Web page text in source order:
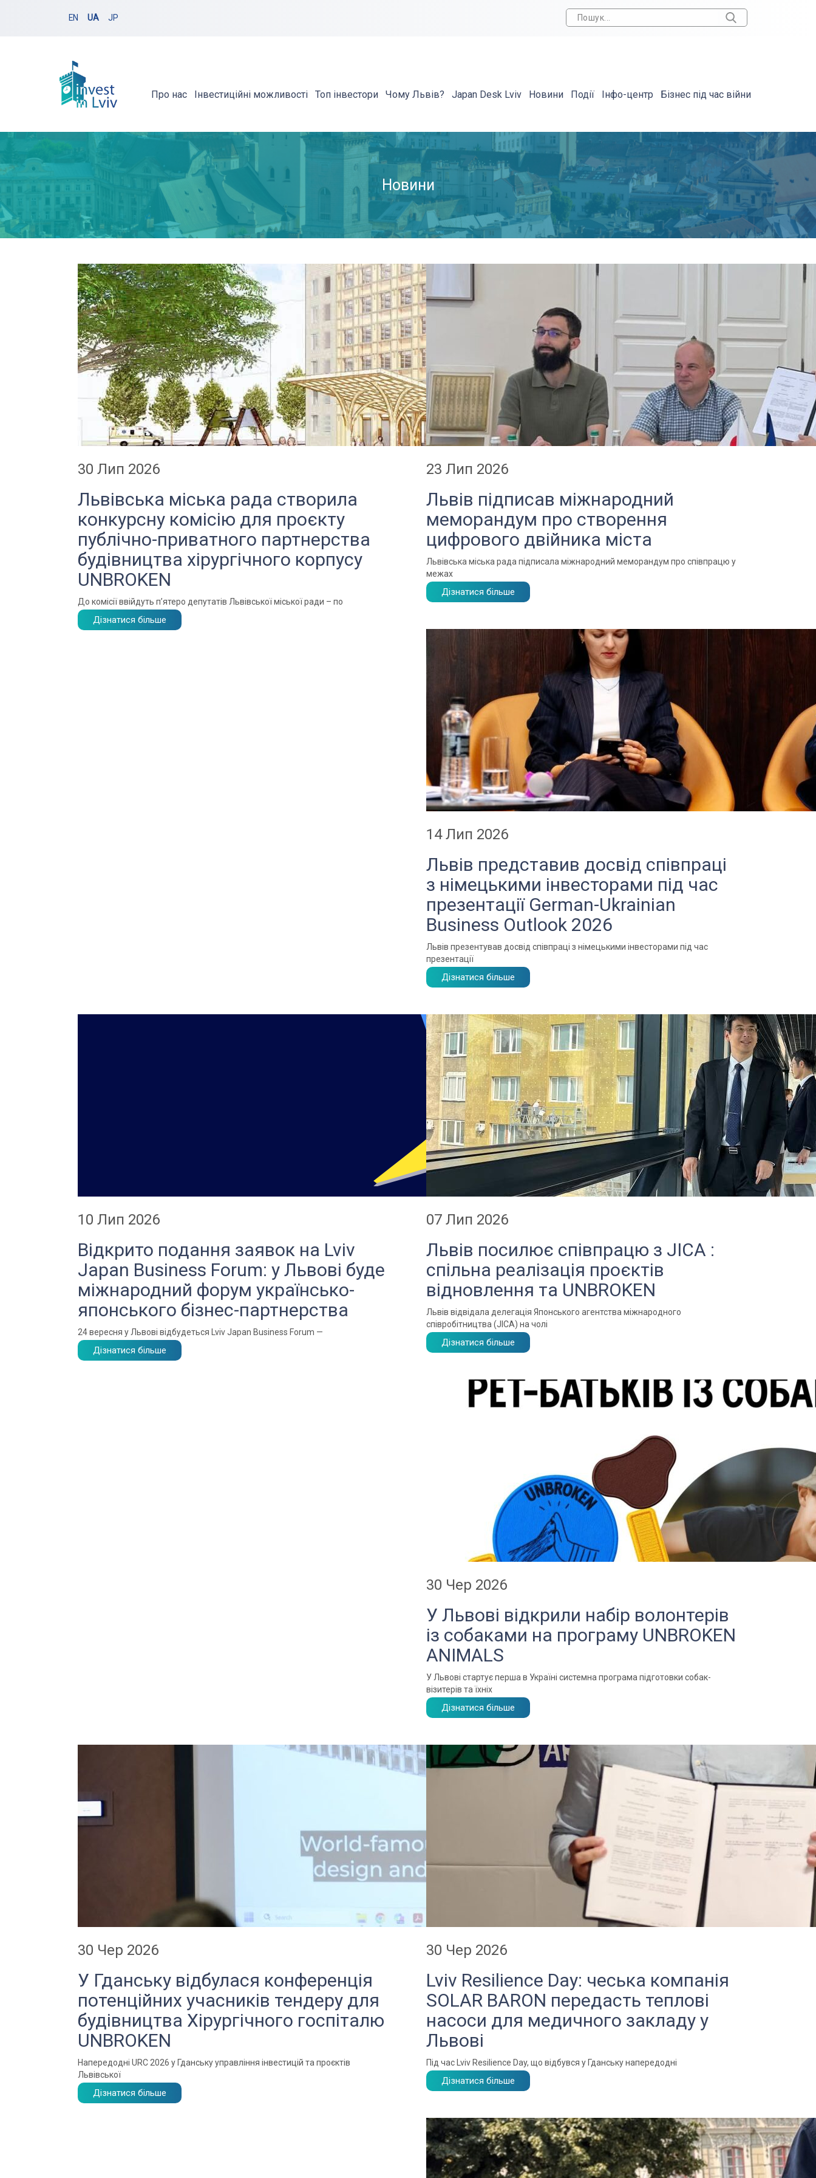
EN UA JP
Про нас Інвестиційні можливості Топ інвестори Чому Львів? Japan Desk Lviv Новини Події Інфо-центр Бізнес під час війни
Новини
30 Лип 2026
Львівська міська рада створила
конкурсну комісію для проєкту
публічно-приватного партнерства
будівництва хірургічного корпусу
UNBROKEN
До комісії ввійдуть п’ятеро депутатів Львівської міської ради – по
Дізнатися більше
23 Лип 2026
Львів підписав міжнародний
меморандум про створення
цифрового двійника міста
Львівська міська рада підписала міжнародний меморандум про співпрацю у
межах
Дізнатися більше
14 Лип 2026
Львів представив досвід співпраці
з німецькими інвесторами під час
презентації German-Ukrainian
Business Outlook 2026
Львів презентував досвід співпраці з німецькими інвесторами під час
презентації
Дізнатися більше
10 Лип 2026
Відкрито подання заявок на Lviv
Japan Business Forum: у Львові буде
міжнародний форум українсько-
японського бізнес-партнерства
24 вересня у Львові відбудеться Lviv Japan Business Forum —
Дізнатися більше
07 Лип 2026
Львів посилює співпрацю з JICA :
спільна реалізація проєктів
відновлення та UNBROKEN
Львів відвідала делегація Японського агентства міжнародного
співробітництва (JICA) на чолі
Дізнатися більше
30 Чер 2026
У Львові відкрили набір волонтерів
із собаками на програму UNBROKEN
ANIMALS
У Львові стартує перша в Україні системна програма підготовки собак-
візитерів та їхніх
Дізнатися більше
30 Чер 2026
У Гданську відбулася конференція
потенційних учасників тендеру для
будівництва Хірургічного госпіталю
UNBROKEN
Напередодні URC 2026 у Гданську управління інвестицій та проєктів
Львівської
Дізнатися більше
30 Чер 2026
Lviv Resilience Day: чеська компанія
SOLAR BARON передасть теплові
насоси для медичного закладу у
Львові
Під час Lviv Resilience Day, що відбувся у Гданську напередодні
Дізнатися більше